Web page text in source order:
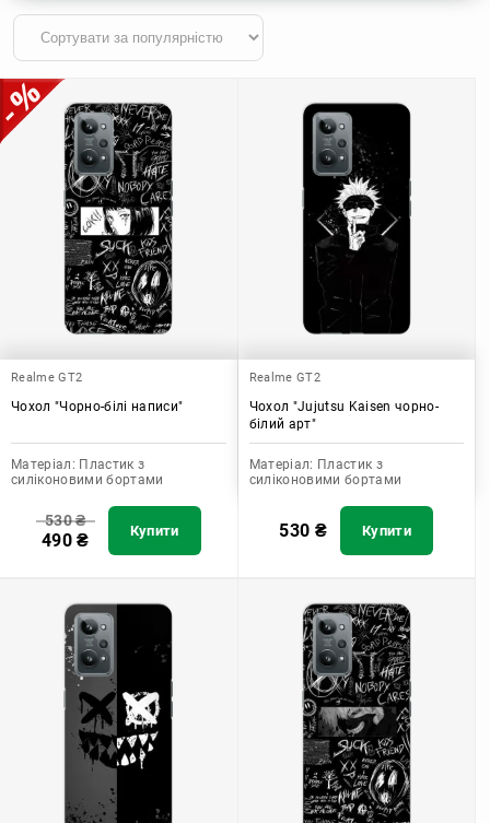
Realme GT2
Чохол "Чорно-білі написи"
Матеріал: Пластик з
силіконовими бортами
530₴
490₴ Купити
Realme GT2
Чохол "Jujutsu Kaisen чорно-
білий арт"
Матеріал: Пластик з
силіконовими бортами
530 ₴ Купити